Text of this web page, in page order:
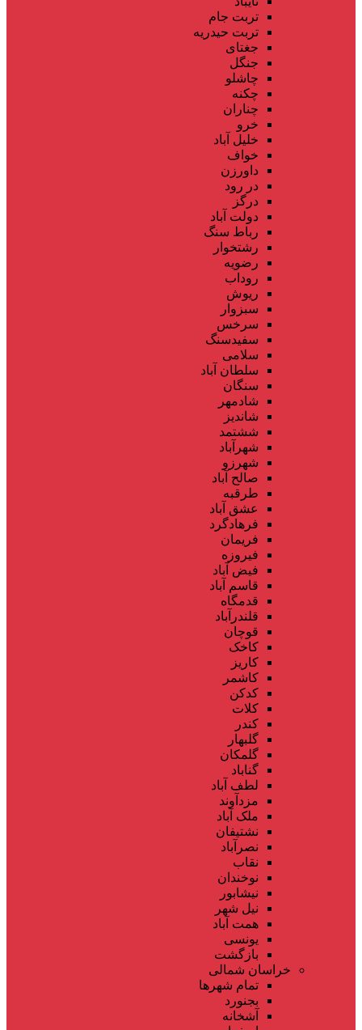
تربت جام
تربت حیدریه
جغتای
جنگل
چاشلو
چکنه
چناران
خرو
خلیل آباد
خواف
داورزن
در رود
درگز
دولت آباد
رباط سنگ
رشتخوار
رضویه
روداب
ریوش
سبزوار
سرخس
سفیدسنگ
سلامی
سلطان آباد
سنگان
شادمهر
شاندیز
ششتمد
شهرآباد
شهرزو
صالح آباد
طرقبه
عشق آباد
فرهادگرد
فریمان
فیروزه
فیض آباد
قاسم آباد
قدمگاه
قلندرآباد
قوچان
کاخک
کاریز
کاشمر
کدکن
کلات
کندر
گلبهار
گلمکان
گناباد
لطف آباد
مزدآوند
ملک آباد
نشتیفان
نصرآباد
نقاب
نوخندان
نیشابور
نیل شهر
همت آباد
یونسی
بازگشت
خراسان شمالی
تمام شهر‌ها
بجنورد
آشخانه